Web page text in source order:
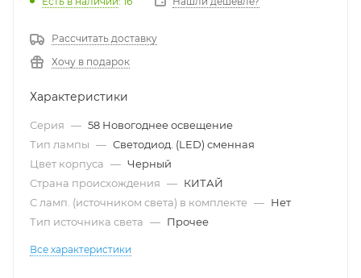
Рассчитать доставку
Хочу в подарок
Характеристики
Серия — 58 Новогоднее освещение
Тип лампы — Светодиод. (LED) сменная
Цвет корпуса — Черный
Страна происхождения — КИТАЙ
С ламп. (источником света) в комплекте — Нет
Тип источника света — Прочее
Все характеристики